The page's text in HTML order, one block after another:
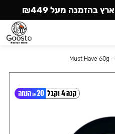
Must Have 60g
בהזמנה מעל ₪449